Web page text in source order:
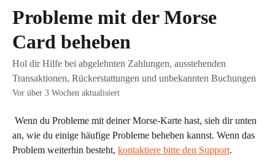
Probleme mit der Morse
Card beheben
Hol dir Hilfe bei abgelehnten Zahlungen, ausstehenden
Transaktionen, Rückerstattungen und unbekannten Buchungen
Vor über 3 Wochen aktualisiert
an, wie du einige häufige Probleme beheben kannst. Wenn das
Problem weiterhin besteht, kontaktiere bitte den Support.